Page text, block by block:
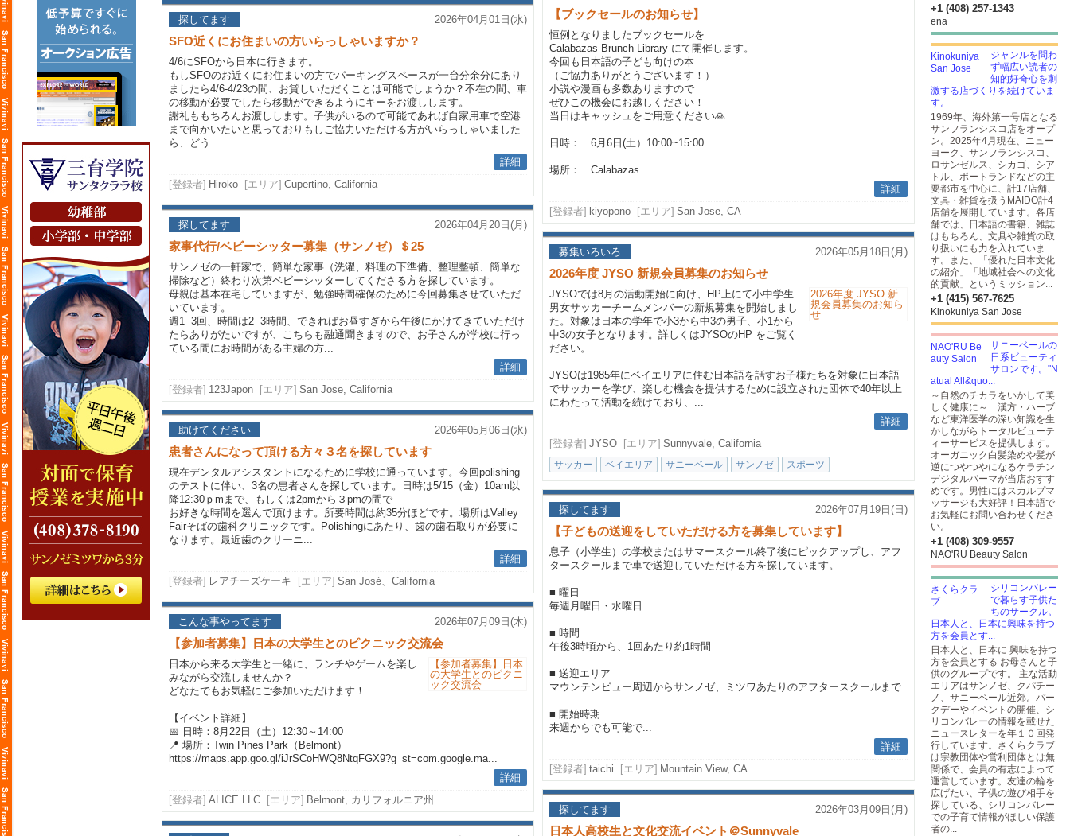
探してます 2026年04月01日(水)
SFO近くにお住まいの方いらっしゃいますか？
4/6にSFOから日本に行きます。
もしSFOのお近くにお住まいの方でパーキングスペースが一台分余分にあり
ましたら4/6-4/23の間、お貸しいただくことは可能でしょうか？不在の間、車
の移動が必要でしたら移動ができるようにキーをお渡しします。
謝礼ももちろんお渡しします。子供がいるので可能であれば自家用車で空港
まで向かいたいと思っておりもしご協力いただける方がいらっしゃいました
ら、どう...
詳細
[登録者] Hiroko [エリア] Cupertino, California
探してます 2026年04月20日(月)
家事代行/ベビーシッター募集（サンノゼ）＄25
サンノゼの一軒家で、簡単な家事（洗濯、料理の下準備、整理整頓、簡単な
掃除など）終わり次第ベビーシッターしてくださる方を探しています。
母親は基本在宅していますが、勉強時間確保のために今回募集させていただ
いています。
週1−3回、時間は2−3時間、できればお昼すぎから午後にかけてきていただけ
たらありがたいですが、こちらも融通聞きますので、お子さんが学校に行っ
ている間にお時間がある主婦の方...
詳細
[登録者] 123Japon [エリア] San Jose, California
助けてください 2026年05月06日(水)
患者さんになって頂ける方々３名を探しています
現在デンタルアシスタントになるために学校に通っています。今回polishing
のテストに伴い、3名の患者さんを探しています。日時は5/15（金）10am以
降12:30ｐmまで、もしくは2pmから３pmの間で
お好きな時間を選んで頂けます。所要時間は約35分ほどです。場所はValley
Fairそばの歯科クリニックです。Polishingにあたり、歯の歯石取りが必要に
なります。最近歯のクリーニ...
詳細
[登録者] レアチーズケーキ [エリア] San José、California
こんな事やってます 2026年07月09日(木)
【参加者募集】日本の大学生とのピクニック交流会
日本から来る大学生と一緒に、ランチやゲームを楽し
みながら交流しませんか？
どなたでもお気軽にご参加いただけます！
【イベント詳細】
📅 日時：8月22日（土）12:30～14:00
📍 場所：Twin Pines Park（Belmont）
https://maps.app.goo.gl/iJrSCoHWQ8NtqFGX9?g_st=com.google.ma...
詳細
[登録者] ALICE LLC [エリア] Belmont, カリフォルニア州
【ブックセールのお知らせ】
恒例となりましたブックセールを
Calabazas Brunch Library にて開催します。
今回も日本語の子ども向けの本
（ご協力ありがとうございます！）
小説や漫画も多数ありますので
ぜひこの機会にお越しください！
当日はキャッシュをご用意ください🙏
日時： 6月6日(土）10:00~15:00
場所： Calabazas...
詳細
[登録者] kiyopono [エリア] San Jose, CA
募集いろいろ 2026年05月18日(月)
2026年度 JYSO 新規会員募集のお知らせ
JYSOでは8月の活動開始に向け、HP上にて小中学生
男女サッカーチームメンバーの新規募集を開始しまし
た。対象は日本の学年で小3から中3の男子、小1から
中3の女子となります。詳しくはJYSOのHP をご覧く
ださい。
JYSOは1985年にベイエリアに住む日本語を話すお子様たちを対象に日本語
でサッカーを学び、楽しむ機会を提供するために設立された団体で40年以上
にわたって活動を続けており、...
詳細
[登録者] JYSO [エリア] Sunnyvale, California
サッカー ベイエリア サニーベール サンノゼ スポーツ
探してます 2026年07月19日(日)
【子どもの送迎をしていただける方を募集しています】
息子（小学生）の学校またはサマースクール終了後にピックアップし、アフ
タースクールまで車で送迎していただける方を探しています。
■ 曜日
毎週月曜日・水曜日
■ 時間
午後3時頃から、1回あたり約1時間
■ 送迎エリア
マウンテンビュー周辺からサンノゼ、ミツワあたりのアフタースクールまで
■ 開始時期
来週からでも可能で...
詳細
[登録者] taichi [エリア] Mountain View, CA
探してます 2026年03月09日(月)
日本人高校生と文化交流イベント＠Sunnyvale
+1 (408) 257-1343
ena
ジャンルを問わ
ず幅広い読者の
知的好奇心を刺
激する店づくりを続けていま
す。
1969年、海外第一号店となる
サンフランシスコ店をオープ
ン。2025年4月現在、ニュー
ヨーク、サンフランシスコ、
ロサンゼルス、シカゴ、シア
トル、ポートランドなどの主
要都市を中心に、計17店舗、
文具・雑貨を扱うMAIDO計4
店舗を展開しています。各店
舗では、日本語の書籍、雑誌
はもちろん、文具や雑貨の取
り扱いにも力を入れていま
す。また、「優れた日本文化
の紹介」「地域社会への文化
的貢献」というミッション...
+1 (415) 567-7625
Kinokuniya San Jose
サニーベールの
日系ビューティ
サロンです。"N
atual All&quo...
～自然のチカラをいかして美
しく健康に～ 漢方・ハーブ
など東洋医学の深い知識を生
かしながらトータルビューテ
ィーサービスを提供します。
オーガニック白髪染めや髪が
逆につやつやになるケラチン
デジタルパーマが当店おすす
めです。男性にはスカルプマ
ッサージも大好評！日本語で
お気軽にお問い合わせくださ
い。
+1 (408) 309-9557
NAO'RU Beauty Salon
シリコンバレー
で暮らす子供た
ちのサークル。
日本人と、日本に興味を持つ
方を会員とす...
日本人と、日本に 興味を持つ
方を会員とする お母さんと子
供のグループです。 主な活動
エリアはサンノゼ、クパチー
ノ、サニーベール近郊。パー
クデーやイベントの開催、シ
リコンバレーの情報を載せた
ニュースレターを年１０回発
行しています。さくらクラブ
は宗教団体や営利団体とは無
関係で、会員の有志によって
運営しています。友達の輪を
広げたい、子供の遊び相手を
探している、シリコンバレー
での子育て情報がほしい保護
者の...